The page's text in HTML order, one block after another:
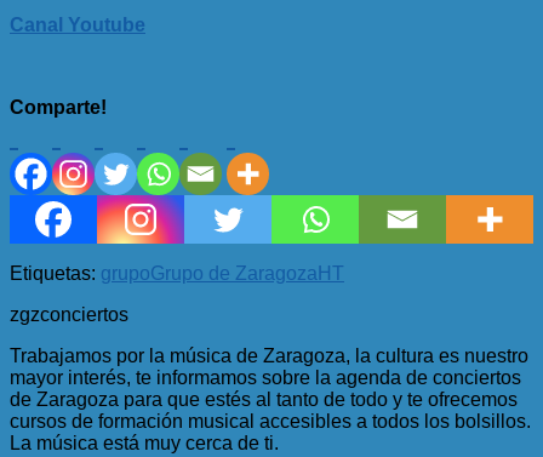
Canal Youtube
Comparte!
Etiquetas: grupoGrupo de Zaragoza HT
zgzconciertos
Trabajamos por la música de Zaragoza, la cultura es nuestro
mayor interés, te informamos sobre la agenda de conciertos
de Zaragoza para que estés al tanto de todo y te ofrecemos
cursos de formación musical accesibles a todos los bolsillos.
La música está muy cerca de ti.